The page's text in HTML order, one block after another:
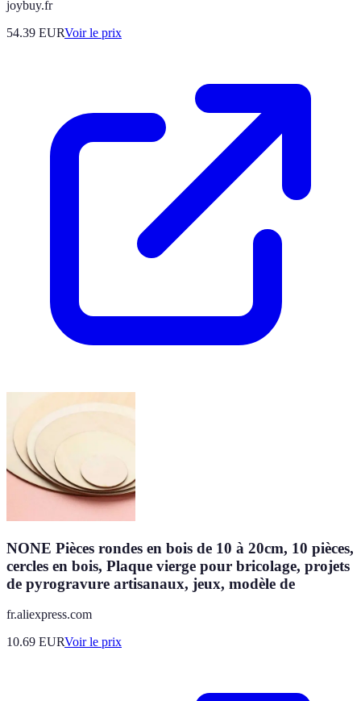
joybuy.fr
54.39 EURVoir le prix
NONE Pièces rondes en bois de 10 à 20cm, 10 pièces,
cercles en bois, Plaque vierge pour bricolage, projets
de pyrogravure artisanaux, jeux, modèle de
fr.aliexpress.com
10.69 EURVoir le prix